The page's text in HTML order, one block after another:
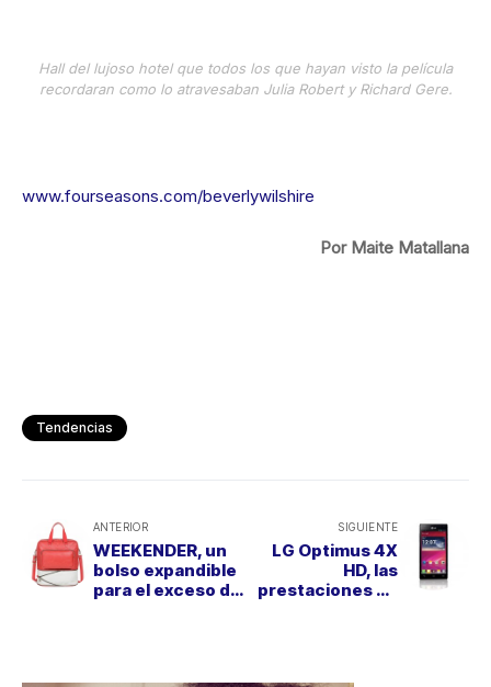
Hall del lujoso hotel que todos los que hayan visto la película
recordaran como lo atravesaban Julia Robert y Richard Gere.
www.fourseasons.com/beverlywilshire
Por Maite Matallana
Tendencias
ANTERIOR
WEEKENDER, un
bolso expandible
para el exceso de
SIGUIENTE
LG Optimus 4X
HD, las
prestaciones de